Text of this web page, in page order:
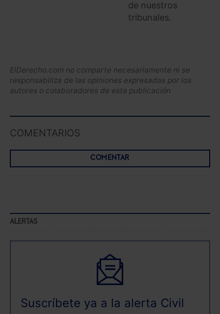
de nuestros
tribunales.
ElDerecho.com no comparte necesariamente ni se
responsabiliza de las opiniones expresadas por los
autores o colaboradores de esta publicación
COMENTARIOS
COMENTAR
ALERTAS
Suscríbete ya a la alerta Civil